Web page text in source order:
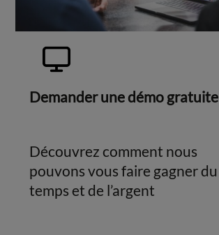
Demander une démo gratuite
Découvrez comment nous
pouvons vous faire gagner du
temps et de l’argent